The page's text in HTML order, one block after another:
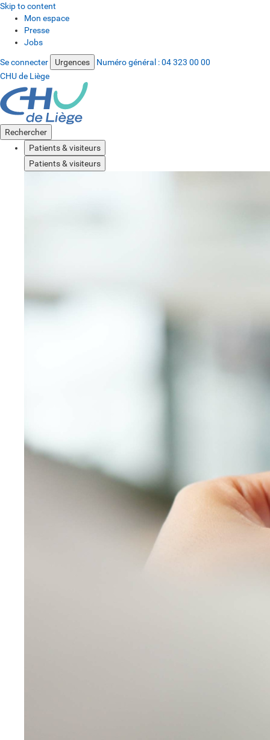
Skip to content
Mon espace
Presse
Jobs
Se connecter Urgences Numéro général :04 323 00 00
CHU de Liège
Rechercher
Patients & visiteurs
Patients & visiteurs